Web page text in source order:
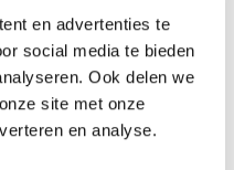
en advertenties te
social media te bieden
Ook delen we
site met onze
en analyse.
14X70MM
70x14 mm en is 240 cm
en laminaatvloeren
Bij deze in meer dan 175